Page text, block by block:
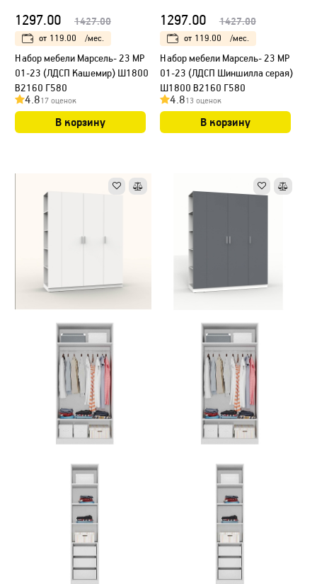
1297.00 1427.00
от 119.00 /мес.
Набор мебели Марсель- 23 МР
01-23 (ЛДСП Кашемир) Ш1800
В2160 Г580
4.817 оценок
В корзину
1297.00 1427.00
от 119.00 /мес.
Набор мебели Марсель- 23 МР
01-23 (ЛДСП Шиншилла серая)
Ш1800 В2160 Г580
4.813 оценок
В корзину